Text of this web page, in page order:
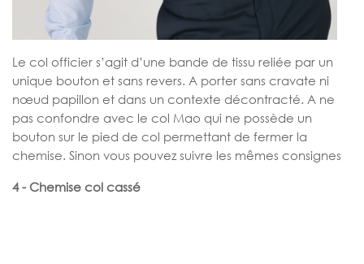
Le col officier s’agit d’une bande de tissu reliée par un
unique bouton et sans revers. A porter sans cravate ni
nœud papillon et dans un contexte décontracté. A ne
pas confondre avec le col Mao qui ne possède un
bouton sur le pied de col permettant de fermer la
chemise. Sinon vous pouvez suivre les mêmes consignes
4 - Chemise col cassé